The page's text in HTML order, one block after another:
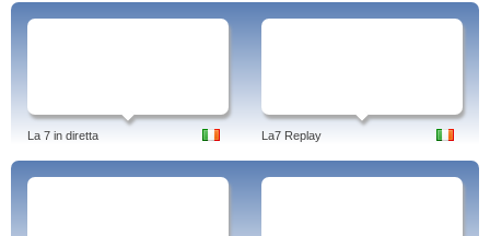
La 7 in diretta La7 Replay